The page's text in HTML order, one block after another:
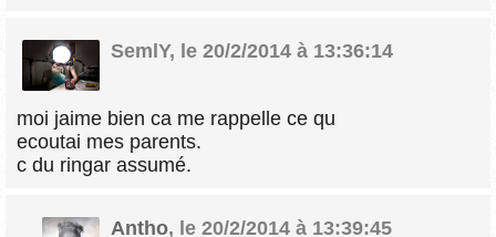
SemlY, le 20/2/2014 à 13:36:14
moi jaime bien ca me rappelle ce qu
ecoutai mes parents.
c du ringar assumé.
Antho, le 20/2/2014 à 13:39:45